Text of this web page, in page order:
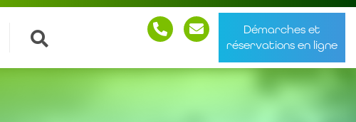
Démarches et
réservations en ligne